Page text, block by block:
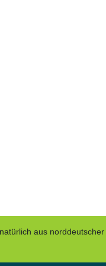
aus norddeutscher